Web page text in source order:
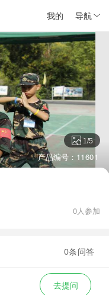
我的 导航
1/5
产品编号：11601
0人参加
0条问答
去提问